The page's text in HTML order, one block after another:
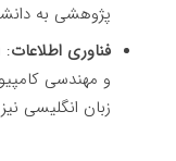
پژوهشی به
فناوری اطلاعات
و مهندسی
زبان انگلیسی